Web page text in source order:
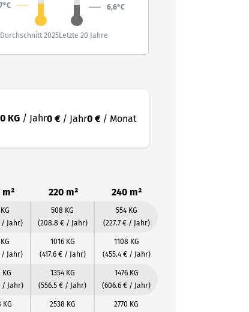
6,6°C
Durchschnitt 2025Letzte 20 Jahre
0 KG / Jahr0 € / Jahr0 € / Monat
220 m² 240 m²
/ Jahr)
508 KG
(208.8 € / Jahr)
554 KG
(227.7 € / Jahr)
/ Jahr)
1016 KG
(417.6 € / Jahr)
1108 KG
(455.4 € / Jahr)
KG
/ Jahr)
1354 KG
(556.5 € / Jahr)
1476 KG
(606.6 € / Jahr)
KG 2538 KG 2770 KG